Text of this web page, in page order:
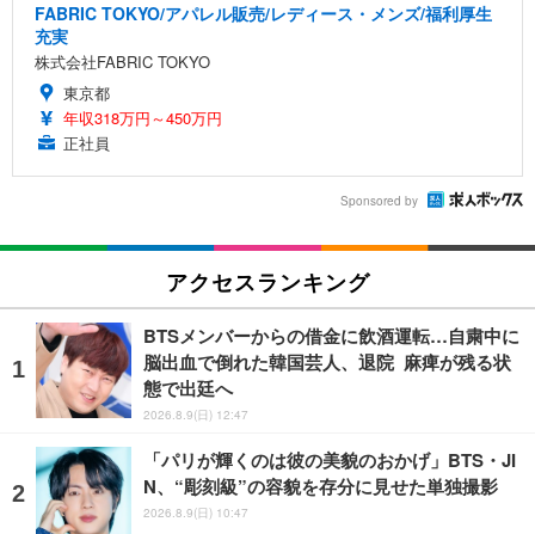
FABRIC TOKYO/アパレル販売/レディース・メンズ/福利厚生
充実
株式会社FABRIC TOKYO
東京都
年収318万円～450万円
正社員
Sponsored by
アクセスランキング
BTSメンバーからの借金に飲酒運転…自粛中に
脳出血で倒れた韓国芸人、退院 麻痺が残る状
態で出廷へ
2026.8.9(日) 12:47
「パリが輝くのは彼の美貌のおかげ」BTS・JI
N、“彫刻級”の容貌を存分に見せた単独撮影
2026.8.9(日) 10:47